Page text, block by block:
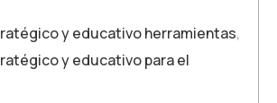
y educativo herramientas,
y educativo para el